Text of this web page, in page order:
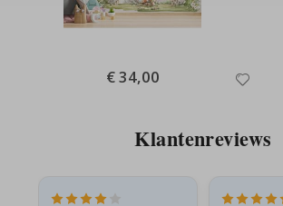
Special
Price
€ 34,00
Klantenreviews